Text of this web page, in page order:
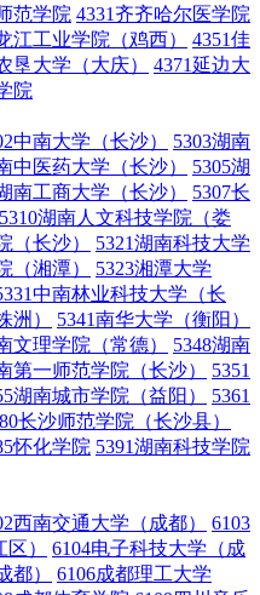
范学院 4331齐齐哈尔医学院
江工业学院（鸡西）
4351佳
垦大学（大庆）
4371延边大
院
中南大学（长沙）
5303湖南
中医药大学（长沙）
5305湖
南工商大学（长沙）
5307长
5310湖南人文科技学院（娄
（长沙）
5321湖南科技大学
（湘潭）
5323湘潭大学
中南林业科技大学（长
洲）
5341南华大学（衡阳）
文理学院（常德）
5348湖南
第一师范学院（长沙）
5351
湖南城市学院（益阳）
5361
长沙师范学院（长沙县）
怀化学院 5391湖南科技学院
西南交通大学（成都）
6103
）
6104电子科技大学（成
都）
6106成都理工大学